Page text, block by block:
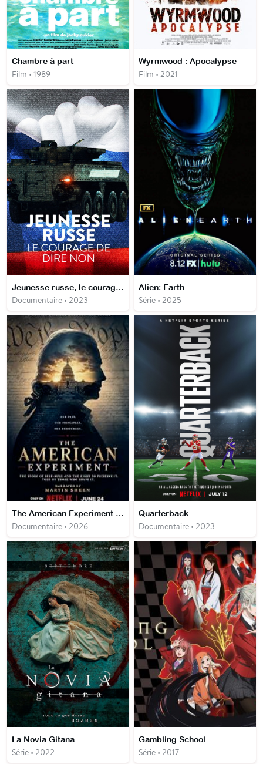
Chambre à part
Film • 1989
Wyrmwood : Apocalypse
Film • 2021
Jeunesse russe, le courage de dire non
Documentaire • 2023
Alien: Earth
Série • 2025
The American Experiment : une nation à l'épreuve du temps
Documentaire • 2026
Quarterback
Documentaire • 2023
La Novia Gitana
Série • 2022
Gambling School
Série • 2017